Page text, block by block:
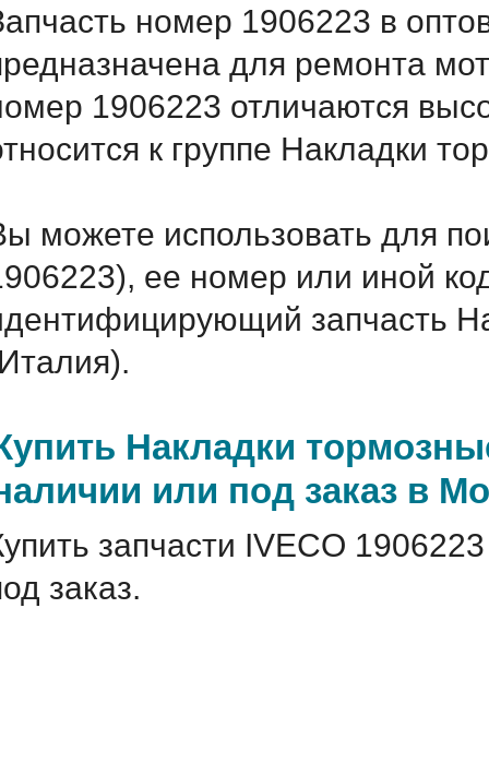
номер 1906223 в
для ремонта
1906223 отличаются
к группе Накладки
можете использовать для
ее номер или иной
запчасть
Накладки
или под заказ в
запчасти IVECO
заказ.